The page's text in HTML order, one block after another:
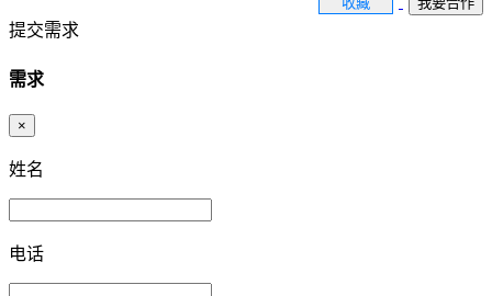
提交需求
需求
×
姓名
电话